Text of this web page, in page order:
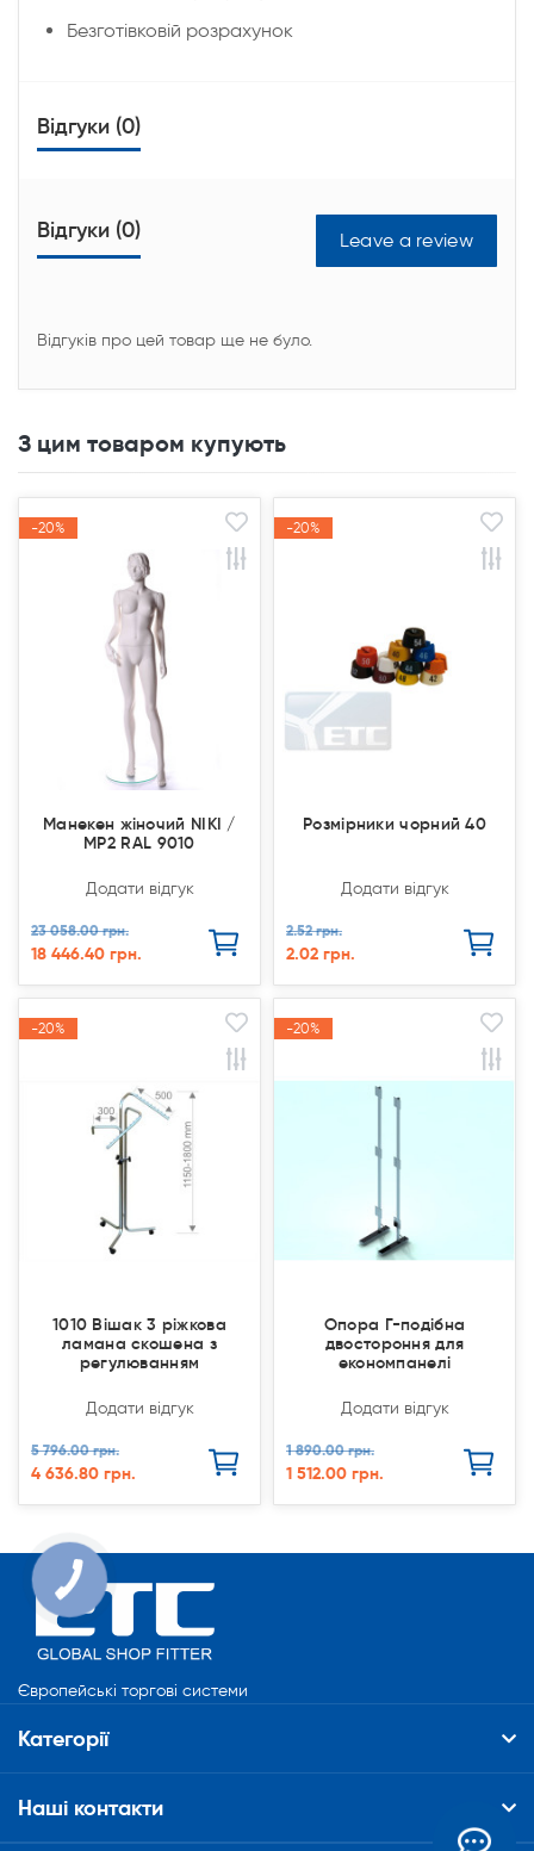
Безготівковій розрахунок
Відгуки (0)
Відгуки (0) Leave a review
Відгуків про цей товар ще не було.
З цим товаром купують
-20%
-20%
Манекен жіночий NIKI /
MP2 RAL 9010
Додати відгук
23 058.00 грн.
18 446.40 грн.
-20%
-20%
Розмірники чорний 40
Додати відгук
2.52 грн.
2.02 грн.
-20%
-20%
1010 Вішак 3 ріжкова
ламана скошена з
регулюванням
Додати відгук
5 796.00 грн.
4 636.80 грн.
-20%
-20%
Опора Г-подібна
двостороння для
економпанелі
Додати відгук
1 890.00 грн.
1 512.00 грн.
Європейські торгові системи
Категорії
Наші контакти
КНОПКА
СВЯЗИ